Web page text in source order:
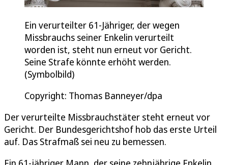
Ein verurteilter 61-Jähriger, der wegen
Missbrauchs seiner Enkelin verurteilt
worden ist, steht nun erneut vor Gericht.
Seine Strafe könnte erhöht werden.
(Symbolbild)
Copyright: Thomas Banneyer/dpa
Der verurteilte Missbrauchstäter steht erneut vor
Gericht. Der Bundesgerichtshof hob das erste Urteil
auf. Das Strafmaß sei neu zu bemessen.